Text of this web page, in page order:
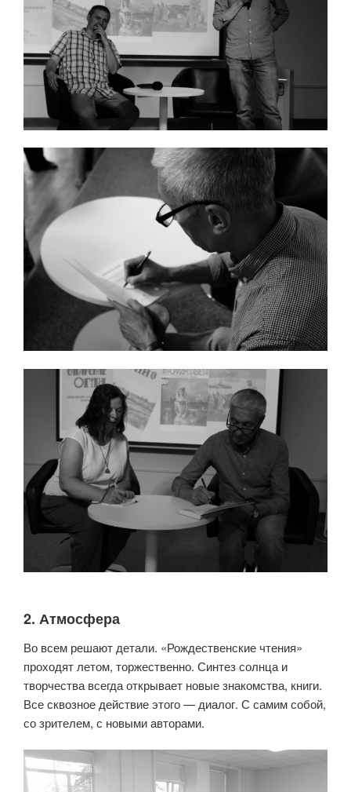
2. Атмосфера
Во всем решают детали. «Рождественские чтения»
проходят летом, торжественно. Синтез солнца и
творчества всегда открывает новые знакомства, книги.
Все сквозное действие этого — диалог. С самим собой,
со зрителем, с новыми авторами.